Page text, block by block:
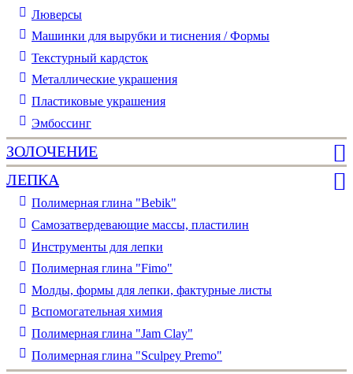
Люверсы
Машинки для вырубки и тиснения / Формы
Текстурный кардсток
Металлические украшения
Пластиковые украшения
Эмбоссинг
ЗОЛОЧЕНИЕ
ЛЕПКА
Полимерная глина "Bebik"
Самозатвердевающие массы, пластилин
Инструменты для лепки
Полимерная глина "Fimo"
Молды, формы для лепки, фактурные листы
Вспомогательная химия
Полимерная глина "Jam Clay"
Полимерная глина "Sculpey Premo"